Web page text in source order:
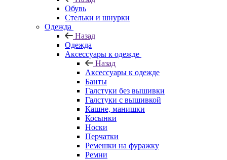
Обувь
Стельки и шнурки
Одежда
Назад
Одежда
Аксессуары к одежде
Назад
Аксессуары к одежде
Банты
Галстуки без вышивки
Галстуки с вышивкой
Кашне, манишки
Косынки
Носки
Перчатки
Ремешки на фуражку
Ремни